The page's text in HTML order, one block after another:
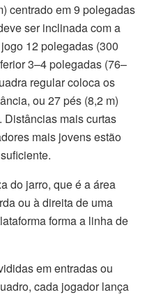
centrado em 9 polegadas
ser inclinada com a
12 polegadas (300
3–4 polegadas (76–
regular coloca os
ou 27 pés (8,2 m)
Distâncias mais curtas
mais jovens estão
do jarro, que é a área
ou à direita de uma
forma a linha de
em entradas ou
cada jogador lança